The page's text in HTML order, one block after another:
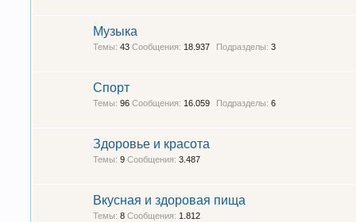
Музыка
Темы: 43 Сообщения: 18.937 Подразделы: 3
Спорт
Темы: 96 Сообщения: 16.059 Подразделы: 6
Здоровье и красота
Темы: 9 Сообщения: 3.487
Вкусная и здоровая пища
Темы: 8 Сообщения: 1.812